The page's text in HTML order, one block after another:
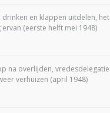
drinken en klappen uitdelen,
ervan (eerste helft mei 1948)
na overlijden,
verhuizen (april 1948)